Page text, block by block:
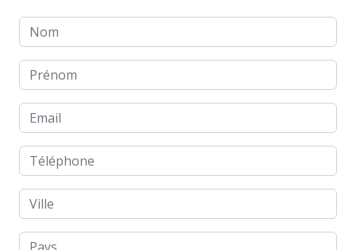
Nom
Prénom
Email
Téléphone
Ville
Pays